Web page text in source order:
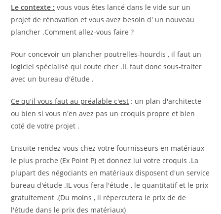
Le contexte : vous vous êtes lancé dans le vide sur un
projet de rénovation et vous avez besoin d' un nouveau
plancher .Comment allez-vous faire ?
Pour concevoir un plancher poutrelles-hourdis , il faut un
logiciel spécialisé qui coute cher .IL faut donc sous-traiter
avec un bureau d'étude .
Ce qu'il vous faut au préalable c'est : un plan d'architecte
ou bien si vous n'en avez pas un croquis propre et bien
coté de votre projet .
Ensuite rendez-vous chez votre fournisseurs en matériaux
le plus proche (Ex Point P) et donnez lui votre croquis .La
plupart des négociants en matériaux disposent d'un service
bureau d'étude .IL vous fera l'étude , le quantitatif et le prix
gratuitement .(Du moins , il répercutera le prix de de
l'étude dans le prix des matériaux)